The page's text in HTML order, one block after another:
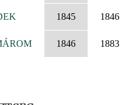
1845 1846
1846 1883